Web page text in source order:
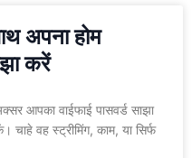
अपना होम
करें
आपका वाईफाई पासवर्ड साझा
चाहे वह स्ट्रीमिंग, काम, या सिर्फ